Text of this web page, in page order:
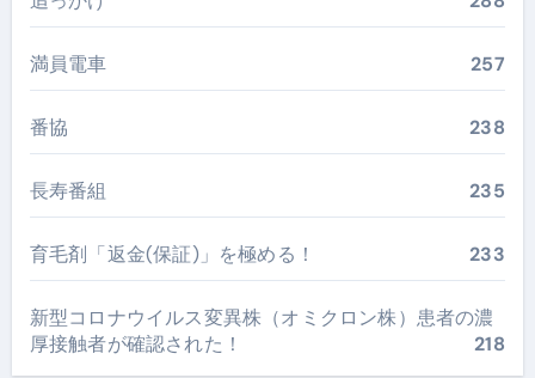
満員電車 257
番協 238
長寿番組 235
育毛剤「返金(保証)」を極める！ 233
新型コロナウイルス変異株（オミクロン株）患者の濃
厚接触者が確認された！
218